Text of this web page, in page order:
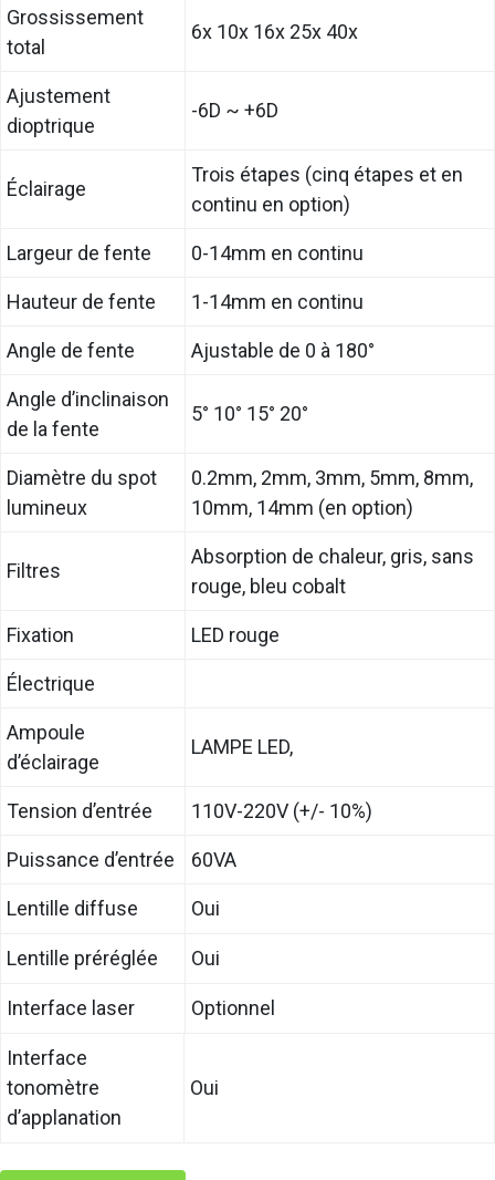
Grossissement
total
6x 10x 16x 25x 40x
Ajustement
dioptrique
-6D ~ +6D
Éclairage
Trois étapes (cinq étapes et en
continu en option)
Largeur de fente 0-14mm en continu
Hauteur de fente 1-14mm en continu
Angle de fente Ajustable de 0 à 180°
Angle d’inclinaison
de la fente
5° 10° 15° 20°
Diamètre du spot
lumineux
0.2mm, 2mm, 3mm, 5mm, 8mm,
10mm, 14mm (en option)
Filtres
Absorption de chaleur, gris, sans
rouge, bleu cobalt
Fixation LED rouge
Électrique
Ampoule
d’éclairage
LAMPE LED,
Tension d’entrée 110V-220V (+/- 10%)
Puissance d’entrée 60VA
Lentille diffuse Oui
Lentille préréglée Oui
Interface laser Optionnel
Interface
tonomètre
d’applanation
Oui